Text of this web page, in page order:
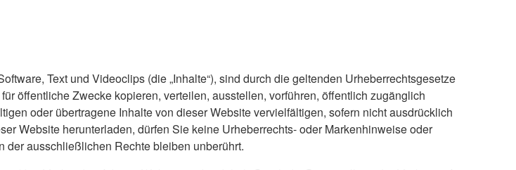
Text und Videoclips (die „Inhalte“), sind durch die geltenden Urheberrechtsgesetze
öffentliche Zwecke kopieren, verteilen, ausstellen, vorführen, öffentlich zugänglich
oder übertragene Inhalte von dieser Website vervielfältigen, sofern nicht ausdrücklich
Website herunterladen, dürfen Sie keine Urheberrechts- oder Markenhinweise oder
ausschließlichen Rechte bleiben unberührt.